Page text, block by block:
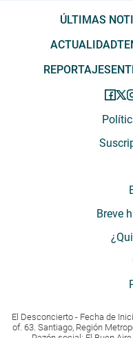
ÚLTIMAS
ACTUALIDAD
REPORTAJES
Breve
El Desconcierto - Fecha de
of. 63. Santiago, Región